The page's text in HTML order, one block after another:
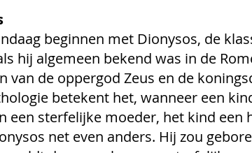
beginnen met Dionysos, de
hij algemeen bekend was in de
van de oppergod Zeus en de
betekent het, wanneer een
een sterfelijke moeder, het kind een
net even anders. Hij zou